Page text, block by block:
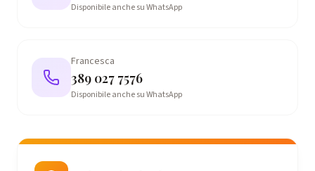
Disponibile anche su WhatsApp
Francesca
389 027 7576
Disponibile anche su WhatsApp